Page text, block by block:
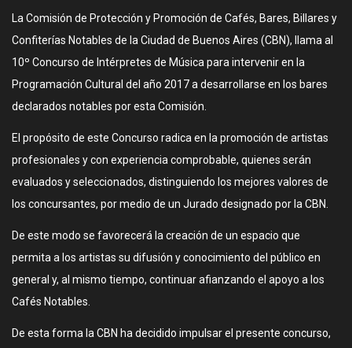
La Comisión de Protección y Promoción de Cafés, Bares, Billares y
Confiterías Notables de la Ciudad de Buenos Aires (CBN), llama al
10º Concurso de Intérpretes de Música para intervenir en la
Programación Cultural del año 2017 a desarrollarse en los bares
declarados notables por esta Comisión.
El propósito de este Concurso radica en la promoción de artistas
profesionales y con experiencia comprobable, quienes serán
evaluados y seleccionados, distinguiendo los mejores valores de
los concursantes, por medio de un Jurado designado por la CBN.
De este modo se favorecerá la creación de un espacio que
permita a los artistas su difusión y conocimiento del público en
general y, al mismo tiempo, continuar afianzando el apoyo a los
Cafés Notables.
De esta forma la CBN ha decidido impulsar el presente concurso,